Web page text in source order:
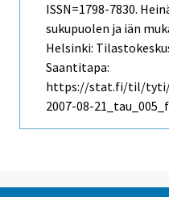
ISSN=1798-7830.
sukupuolen ja iän
Helsinki:
Saantitapa:
https://stat.fi/til/tyti/
2007-08-